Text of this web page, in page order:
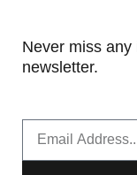
Never miss
newsletter.